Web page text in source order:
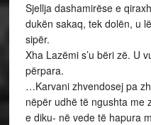
Sjellja dashamirëse e
dukën sakaq, tek dolën, u
sipër.
Xha Lazëmi s’u bëri zë. U
përpara.
…Karvani zhvendosej pa
nëpër udhë të ngushta me
e diku- në vede të hapura